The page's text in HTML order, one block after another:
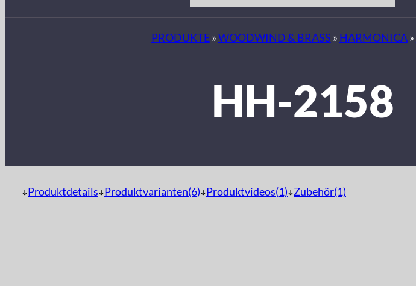
PRODUKTE»WOODWIND & BRASS » HARMONICA»
HH-2158
Produktdetails Produktvarianten(6) Produktvideos(1) Zubehör(1)